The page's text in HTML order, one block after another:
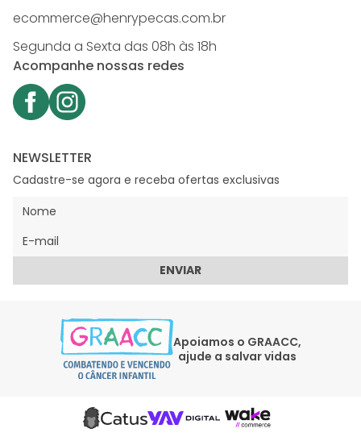
ecommerce@henrypecas.com.br
Segunda a Sexta das 08h às 18h
Acompanhe nossas redes
NEWSLETTER
Cadastre-se agora e receba ofertas exclusivas
ENVIAR
Apoiamos o GRAACC,
ajude a salvar vidas